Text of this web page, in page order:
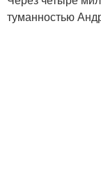
туманностью